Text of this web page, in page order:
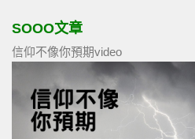
SOOO文章
信仰不像你預期video